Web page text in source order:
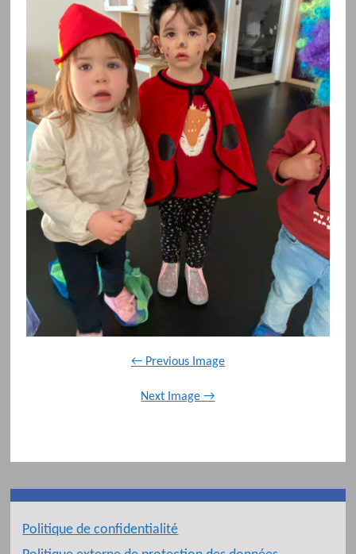
← Previous Image
Next Image →
Politique de confidentialité